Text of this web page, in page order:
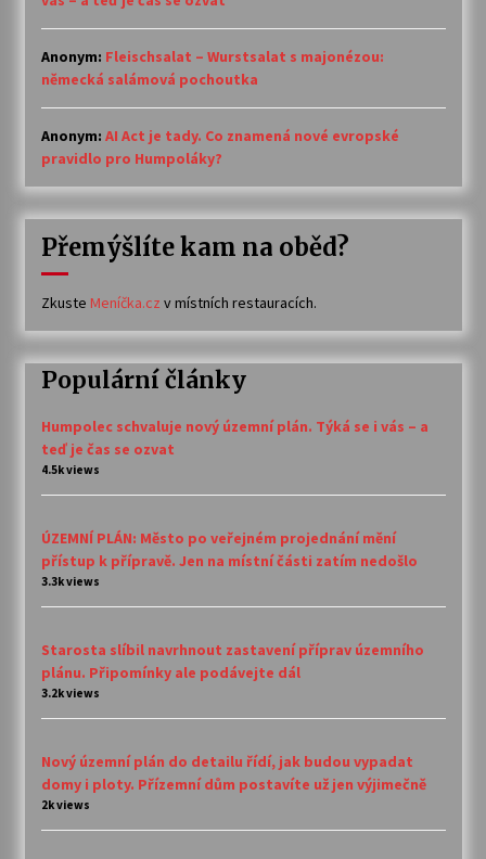
Anonym: Fleischsalat – Wurstsalat s majonézou:
německá salámová pochoutka
Anonym: AI Act je tady. Co znamená nové evropské
pravidlo pro Humpoláky?
Přemýšlíte kam na oběd?
Zkuste Meníčka.cz v místních restauracích.
Populární články
Humpolec schvaluje nový územní plán. Týká se i vás – a
teď je čas se ozvat
4.5k views
ÚZEMNÍ PLÁN: Město po veřejném projednání mění
přístup k přípravě. Jen na místní části zatím nedošlo
3.3k views
Starosta slíbil navrhnout zastavení příprav územního
plánu. Připomínky ale podávejte dál
3.2k views
Nový územní plán do detailu řídí, jak budou vypadat
domy i ploty. Přízemní dům postavíte už jen výjimečně
2k views